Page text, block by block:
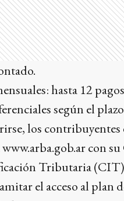
hasta 12
según el
los contribuyentes
www.arba.gob.ar con
Tributaria
el acceso al plan